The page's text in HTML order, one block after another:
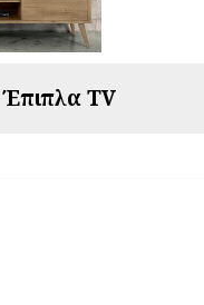
Έπιπλα TV